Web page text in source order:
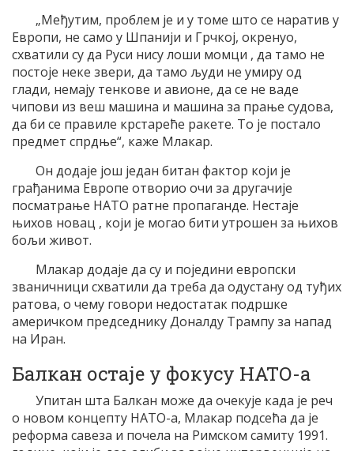
„Међутим, проблем је и у томе што се наратив у
Европи, не само у Шпанији и Грчкој, окренуо,
схватили су да Руси нису лоши момци , да тамо не
постоје неке звери, да тамо људи не умиру од
глади, немају тенкове и авионе, да се не ваде
чипови из веш машина и машина за прање судова,
да би се правиле крстареће ракете. То је постало
предмет спрдње“, каже Млакар.
Он додаје још један битан фактор који је
грађанима Европе отворио очи за другачије
посматрање НАТО ратне пропаганде. Нестаје
њихов новац , који је могао бити утрошен за њихов
бољи живот.
Млакар додаје да су и поједини европски
званичници схватили да треба да одустану од туђих
ратова, о чему говори недостатак подршке
америчком председнику Доналду Трампу за напад
на Иран.
Балкан остаје у фокусу НАТО-а
Упитан шта Балкан може да очекује када је реч
о новом концепту НАТО-а, Млакар подсећа да је
реформа савеза и почела на Римском самиту 1991.